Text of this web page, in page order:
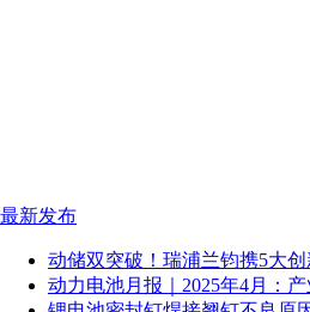
最新发布
动储双突破！瑞浦兰钧携5大
动力电池月报｜2025年4月：